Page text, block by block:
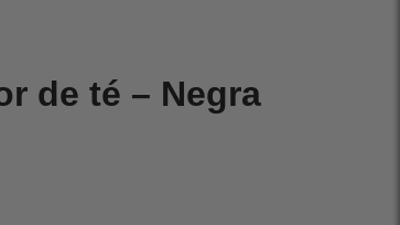
de té – Negra